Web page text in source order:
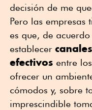
decisión de me
Pero las empresas
es que, de
establecer
efectivos entre
ofrecer un
cómodos y, sobre
imprescindible